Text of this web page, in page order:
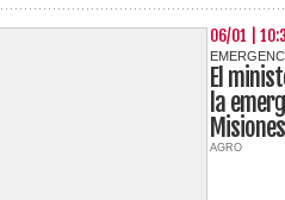
06/01 |
El
la
Misiones
AGRO